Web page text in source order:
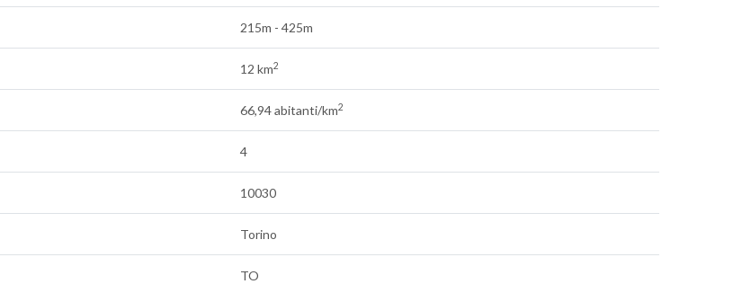
215m - 425m
12 km2
66,94 abitanti/km2
4
10030
Torino
TO